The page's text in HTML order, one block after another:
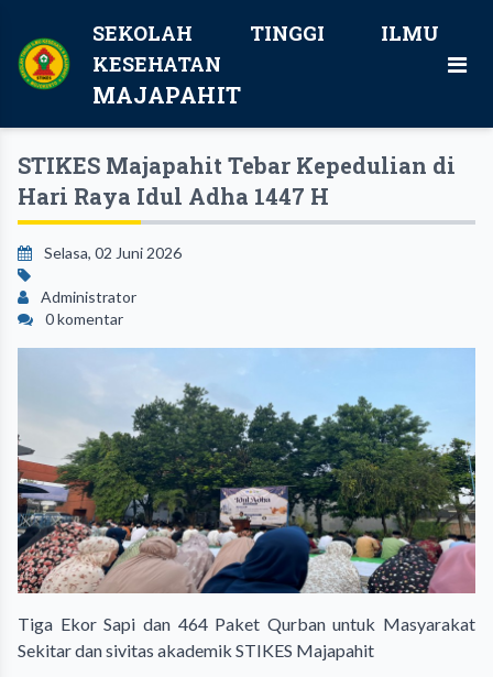
SEKOLAH TINGGI ILMU
KESEHATAN
MAJAPAHIT
STIKES Majapahit Tebar Kepedulian di
Hari Raya Idul Adha 1447 H
Selasa, 02 Juni 2026
Administrator
0 komentar
Tiga Ekor Sapi dan 464 Paket Qurban untuk Masyarakat
Sekitar dan sivitas akademik STIKES Majapahit